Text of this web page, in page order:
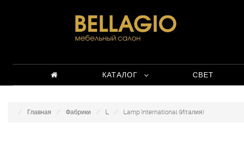
КАТАЛОГ СВЕТ
Главная Фабрики L Lamp International (Италия)